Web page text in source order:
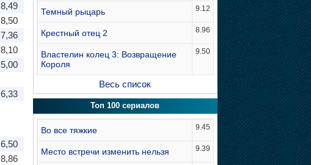
8,49
8,50
7,36
8,10
5,00
6,33
6,50
8,86
Темный рыцарь 9.12
Крестный отец 2 8.96
Властелин колец 3: Возвращение
Короля
9.50
Весь список
Топ 100 сериалов
Во все тяжкие 9.45
Место встречи изменить нельзя 9.39